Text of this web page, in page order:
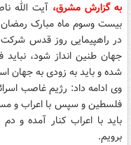
به گزارش مشرق، آیت الله
بیست وسوم ماه مبارک رمضان
در راهپیمایی روز قدس شرکت
جهان طنین انداز شود،
شده و باید به زودی به جهان
وی ادامه داد: رژیم غاصب
فلسطین و سپس با اعراب و
باید با اعراب کنار آمده و
برویم.